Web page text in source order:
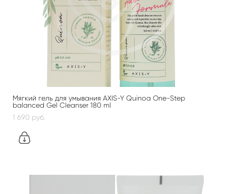
Мягкий гель для умывания AXIS-Y Quinoa One-Step
balanced Gel Cleanser 180 ml
1 690 pуб.